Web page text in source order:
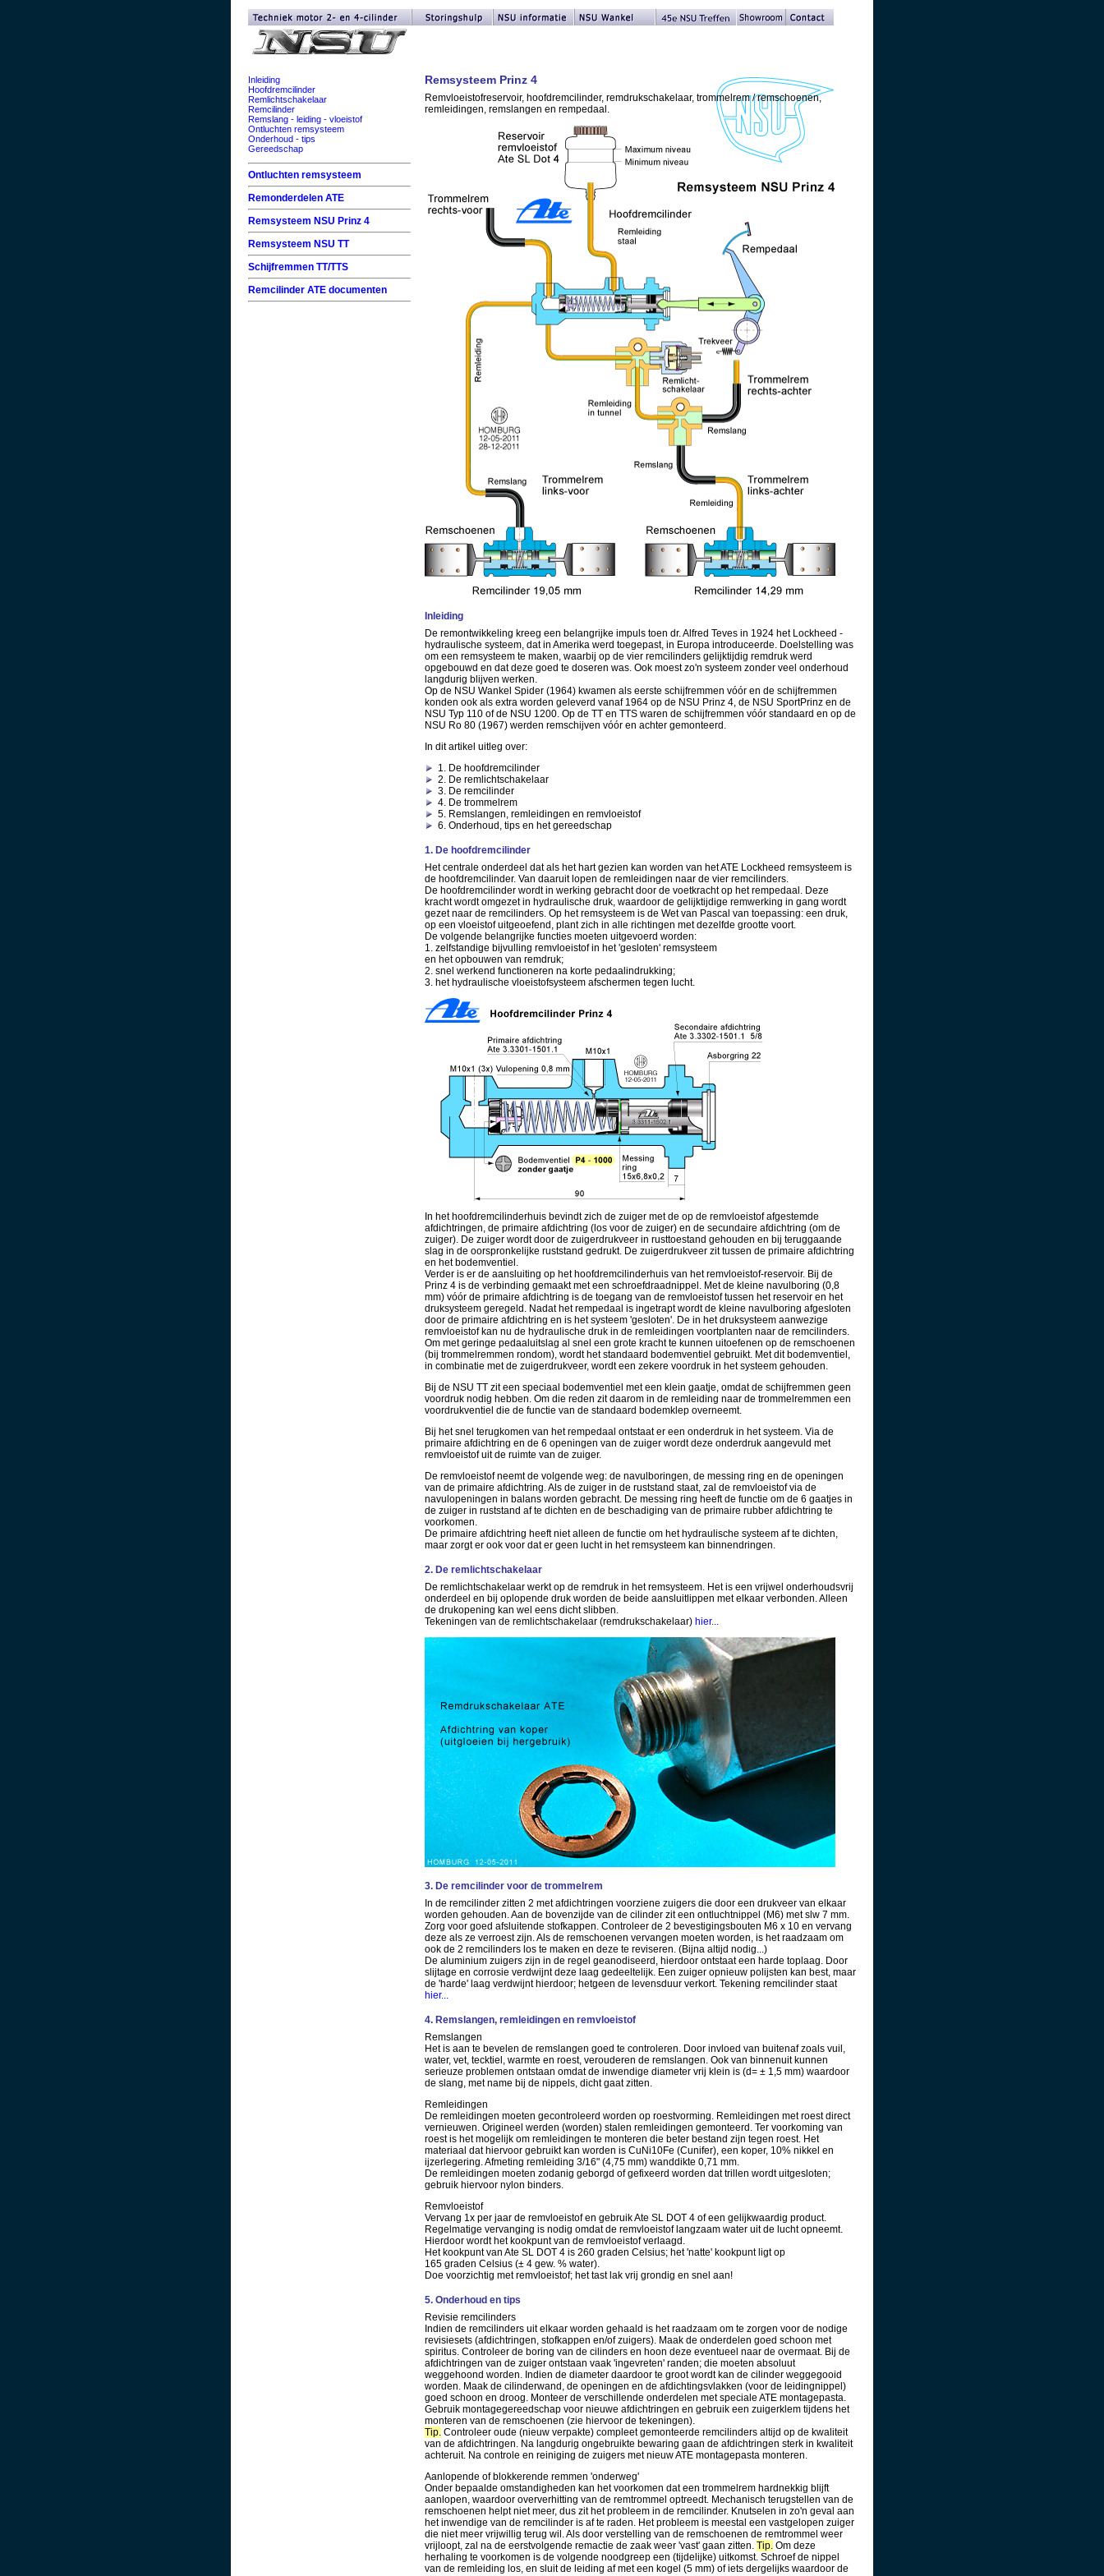
Inleiding
Hoofdremcilinder
Remlichtschakelaar
Remcilinder
Remslang - leiding - vloeistof
Ontluchten remsysteem
Onderhoud - tips
Gereedschap
Ontluchten remsysteem
Remonderdelen ATE
Remsysteem NSU Prinz 4
Remsysteem NSU TT
Schijfremmen TT/TTS
Remcilinder ATE documenten
Remsysteem Prinz 4
Remvloeistofreservoir, hoofdremcilinder, remdrukschakelaar, trommelrem / remschoenen,
remleidingen, remslangen en rempedaal.
Inleiding
De remontwikkeling kreeg een belangrijke impuls toen dr. Alfred Teves in 1924 het Lockheed -
hydraulische systeem, dat in Amerika werd toegepast, in Europa introduceerde. Doelstelling was
om een remsysteem te maken, waarbij op de vier remcilinders gelijktijdig remdruk werd
opgebouwd en dat deze goed te doseren was. Ook moest zo'n systeem zonder veel onderhoud
langdurig blijven werken.
Op de NSU Wankel Spider (1964) kwamen als eerste schijfremmen vóór en de schijfremmen
konden ook als extra worden geleverd vanaf 1964 op de NSU Prinz 4, de NSU SportPrinz en de
NSU Typ 110 of de NSU 1200. Op de TT en TTS waren de schijfremmen vóór standaard en op de
NSU Ro 80 (1967) werden remschijven vóór en achter gemonteerd.
In dit artikel uitleg over:
1. De hoofdremcilinder
2. De remlichtschakelaar
3. De remcilinder
4. De trommelrem
5. Remslangen, remleidingen en remvloeistof
6. Onderhoud, tips en het gereedschap
1. De hoofdremcilinder
Het centrale onderdeel dat als het hart gezien kan worden van het ATE Lockheed remsysteem is
de hoofdremcilinder. Van daaruit lopen de remleidingen naar de vier remcilinders.
De hoofdremcilinder wordt in werking gebracht door de voetkracht op het rempedaal. Deze
kracht wordt omgezet in hydraulische druk, waardoor de gelijktijdige remwerking in gang wordt
gezet naar de remcilinders. Op het remsysteem is de Wet van Pascal van toepassing: een druk,
op een vloeistof uitgeoefend, plant zich in alle richtingen met dezelfde grootte voort.
De volgende belangrijke functies moeten uitgevoerd worden:
1. zelfstandige bijvulling remvloeistof in het 'gesloten' remsysteem
en het opbouwen van remdruk;
2. snel werkend functioneren na korte pedaalindrukking;
3. het hydraulische vloeistofsysteem afschermen tegen lucht.
In het hoofdremcilinderhuis bevindt zich de zuiger met de op de remvloeistof afgestemde
afdichtringen, de primaire afdichtring (los voor de zuiger) en de secundaire afdichtring (om de
zuiger). De zuiger wordt door de zuigerdrukveer in rusttoestand gehouden en bij teruggaande
slag in de oorspronkelijke ruststand gedrukt. De zuigerdrukveer zit tussen de primaire afdichtring
en het bodemventiel.
Verder is er de aansluiting op het hoofdremcilinderhuis van het remvloeistof-reservoir. Bij de
Prinz 4 is de verbinding gemaakt met een schroefdraadnippel. Met de kleine navulboring (0,8
mm) vóór de primaire afdichtring is de toegang van de remvloeistof tussen het reservoir en het
druksysteem geregeld. Nadat het rempedaal is ingetrapt wordt de kleine navulboring afgesloten
door de primaire afdichtring en is het systeem 'gesloten'. De in het druksysteem aanwezige
remvloeistof kan nu de hydraulische druk in de remleidingen voortplanten naar de remcilinders.
Om met geringe pedaaluitslag al snel een grote kracht te kunnen uitoefenen op de remschoenen
(bij trommelremmen rondom), wordt het standaard bodemventiel gebruikt. Met dit bodemventiel,
in combinatie met de zuigerdrukveer, wordt een zekere voordruk in het systeem gehouden.
Bij de NSU TT zit een speciaal bodemventiel met een klein gaatje, omdat de schijfremmen geen
voordruk nodig hebben. Om die reden zit daarom in de remleiding naar de trommelremmen een
voordrukventiel die de functie van de standaard bodemklep overneemt.
Bij het snel terugkomen van het rempedaal ontstaat er een onderdruk in het systeem. Via de
primaire afdichtring en de 6 openingen van de zuiger wordt deze onderdruk aangevuld met
remvloeistof uit de ruimte van de zuiger.
De remvloeistof neemt de volgende weg: de navulboringen, de messing ring en de openingen
van de primaire afdichtring. Als de zuiger in de ruststand staat, zal de remvloeistof via de
navulopeningen in balans worden gebracht. De messing ring heeft de functie om de 6 gaatjes in
de zuiger in ruststand af te dichten en de beschadiging van de primaire rubber afdichtring te
voorkomen.
De primaire afdichtring heeft niet alleen de functie om het hydraulische systeem af te dichten,
maar zorgt er ook voor dat er geen lucht in het remsysteem kan binnendringen.
2. De remlichtschakelaar
De remlichtschakelaar werkt op de remdruk in het remsysteem. Het is een vrijwel onderhoudsvrij
onderdeel en bij oplopende druk worden de beide aansluitlippen met elkaar verbonden. Alleen
de drukopening kan wel eens dicht slibben.
Tekeningen van de remlichtschakelaar (remdrukschakelaar) hier...
3. De remcilinder voor de trommelrem
In de remcilinder zitten 2 met afdichtringen voorziene zuigers die door een drukveer van elkaar
worden gehouden. Aan de bovenzijde van de cilinder zit een ontluchtnippel (M6) met slw 7 mm.
Zorg voor goed afsluitende stofkappen. Controleer de 2 bevestigingsbouten M6 x 10 en vervang
deze als ze verroest zijn. Als de remschoenen vervangen moeten worden, is het raadzaam om
ook de 2 remcilinders los te maken en deze te reviseren. (Bijna altijd nodig...)
De aluminium zuigers zijn in de regel geanodiseerd, hierdoor ontstaat een harde toplaag. Door
slijtage en corrosie verdwijnt deze laag gedeeltelijk. Een zuiger opnieuw polijsten kan best, maar
de 'harde' laag verdwijnt hierdoor; hetgeen de levensduur verkort. Tekening remcilinder staat
hier...
4. Remslangen, remleidingen en remvloeistof
Remslangen
Het is aan te bevelen de remslangen goed te controleren. Door invloed van buitenaf zoals vuil,
water, vet, tecktiel, warmte en roest, verouderen de remslangen. Ook van binnenuit kunnen
serieuze problemen ontstaan omdat de inwendige diameter vrij klein is (d= ± 1,5 mm) waardoor
de slang, met name bij de nippels, dicht gaat zitten.
Remleidingen
De remleidingen moeten gecontroleerd worden op roestvorming. Remleidingen met roest direct
vernieuwen. Origineel werden (worden) stalen remleidingen gemonteerd. Ter voorkoming van
roest is het mogelijk om remleidingen te monteren die beter bestand zijn tegen roest. Het
materiaal dat hiervoor gebruikt kan worden is CuNi10Fe (Cunifer), een koper, 10% nikkel en
ijzerlegering. Afmeting remleiding 3/16" (4,75 mm) wanddikte 0,71 mm.
De remleidingen moeten zodanig geborgd of gefixeerd worden dat trillen wordt uitgesloten;
gebruik hiervoor nylon binders.
Remvloeistof
Vervang 1x per jaar de remvloeistof en gebruik Ate SL DOT 4 of een gelijkwaardig product.
Regelmatige vervanging is nodig omdat de remvloeistof langzaam water uit de lucht opneemt.
Hierdoor wordt het kookpunt van de remvloeistof verlaagd.
Het kookpunt van Ate SL DOT 4 is 260 graden Celsius; het 'natte' kookpunt ligt op
165 graden Celsius (± 4 gew. % water).
Doe voorzichtig met remvloeistof; het tast lak vrij grondig en snel aan!
5. Onderhoud en tips
Revisie remcilinders
Indien de remcilinders uit elkaar worden gehaald is het raadzaam om te zorgen voor de nodige
revisiesets (afdichtringen, stofkappen en/of zuigers). Maak de onderdelen goed schoon met
spiritus. Controleer de boring van de cilinders en hoon deze eventueel naar de overmaat. Bij de
afdichtringen van de zuiger ontstaan vaak 'ingevreten' randen; die moeten absoluut
weggehoond worden. Indien de diameter daardoor te groot wordt kan de cilinder weggegooid
worden. Maak de cilinderwand, de openingen en de afdichtingsvlakken (voor de leidingnippel)
goed schoon en droog. Monteer de verschillende onderdelen met speciale ATE montagepasta.
Gebruik montagegereedschap voor nieuwe afdichtringen en gebruik een zuigerklem tijdens het
monteren van de remschoenen (zie hiervoor de tekeningen).
Tip. Controleer oude (nieuw verpakte) compleet gemonteerde remcilinders altijd op de kwaliteit
van de afdichtringen. Na langdurig ongebruikte bewaring gaan de afdichtringen sterk in kwaliteit
achteruit. Na controle en reiniging de zuigers met nieuw ATE montagepasta monteren.
Aanlopende of blokkerende remmen 'onderweg'
Onder bepaalde omstandigheden kan het voorkomen dat een trommelrem hardnekkig blijft
aanlopen, waardoor oververhitting van de remtrommel optreedt. Mechanisch terugstellen van de
remschoenen helpt niet meer, dus zit het probleem in de remcilinder. Knutselen in zo'n geval aan
het inwendige van de remcilinder is af te raden. Het probleem is meestal een vastgelopen zuiger
die niet meer vrijwillig terug wil. Als door verstelling van de remschoenen de remtrommel weer
vrijloopt, zal na de eerstvolgende remactie de zaak weer 'vast' gaan zitten. Tip. Om deze
herhaling te voorkomen is de volgende noodgreep een (tijdelijke) uitkomst. Schroef de nippel
van de remleiding los, en sluit de leiding af met een kogel (5 mm) of iets dergelijks waardoor de